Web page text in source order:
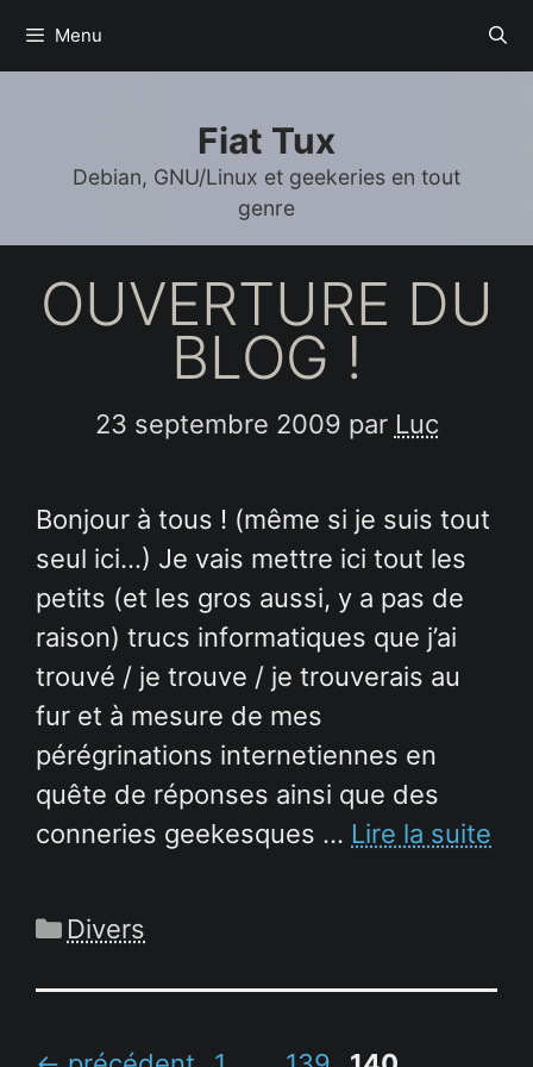
Menu
Fiat Tux
Debian, GNU/Linux et geekeries en tout
genre
OUVERTURE DU
BLOG !
23 septembre 2009 par Luc
Bonjour à tous ! (même si je suis tout
seul ici…) Je vais mettre ici tout les
petits (et les gros aussi, y a pas de
raison) trucs informatiques que j’ai
trouvé / je trouve / je trouverais au
fur et à mesure de mes
pérégrinations internetiennes en
quête de réponses ainsi que des
conneries geekesques … Lire la suite
Catégories
Divers